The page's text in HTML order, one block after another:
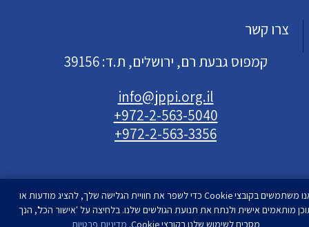
צרו קשר
קמפוס גבעת רם, ירושלים, ת.ד: 39156
info@jppi.org.il
+972-2-563-5040
+972-2-563-3356
אנו משתמשים בקובצי Cookie כדי לשפר את חוויית הגלישה שלך, להציג מודעות או
מותאמים אישית ולנתח את תנועת הגולשים שלנו. בלחיצה על 'אישור הכל', הנך
מסכים לשימוש שלנו בקובצי Cookie.
מדיניות פרטיות